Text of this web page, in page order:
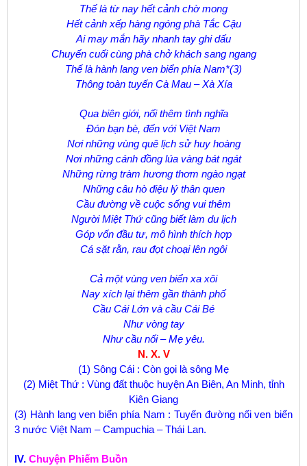
Thế là từ nay hết cảnh chờ mong
Hết cảnh xếp hàng ngóng phà Tắc Cậu
Ai may mắn hãy nhanh tay ghi dấu
Chuyến cuối cùng phà chở khách sang ngang
Thế là hành lang ven biển phía Nam*(3)
Thông toàn tuyến Cà Mau – Xà Xía
Qua biên giới, nối thêm tình nghĩa
Đón bạn bè, đến với Việt Nam
Nơi những vùng quê lịch sử huy hoàng
Nơi những cánh đồng lúa vàng bát ngát
Những rừng tràm hương thơm ngào ngạt
Những câu hò điệu lý thân quen
Cầu đường về cuộc sống vui thêm
Người Miệt Thứ cũng biết làm du lịch
Góp vốn đầu tư, mô hình thích hợp
Cá sặt rằn, rau đọt choại lên ngôi
Cả một vùng ven biển xa xôi
Nay xích lại thêm gần thành phố
Cầu Cái Lớn và cầu Cái Bé
Như vòng tay
Như cầu nối – Mẹ yêu.
N. X. V
(1) Sông Cái : Còn gọi là sông Mẹ
(2) Miệt Thứ : Vùng đất thuộc huyện An Biên, An Minh, tỉnh
Kiên Giang
(3) Hành lang ven biển phía Nam : Tuyến đường nối ven biển
3 nước Việt Nam – Campuchia – Thái Lan.
IV. Chuyện Phiếm Buồn